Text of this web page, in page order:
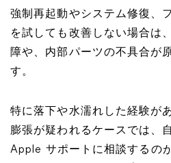
強制再起動やシステム修復、
を試しても改善しない場合は
障や、内部パーツの不具合が
す。
特に落下や水濡れした経験が
膨張が疑われるケースでは、
Apple サポートに相談するの